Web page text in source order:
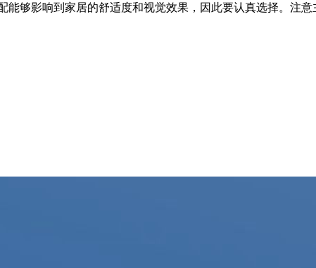
能够影响到家居的舒适度和视觉效果，因此要认真选择。注